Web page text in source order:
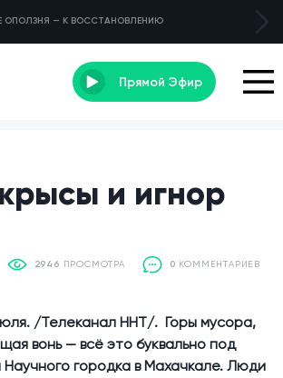
ОПОЛЗНЯ — К ВОССТАНОВЛЕНИЮ
Прямой Эфир
и игнор
2946 ПРОСМОТРА 0 КОММЕНТАРИЕВ
/Телеканал ННТ/. Горы мусора,
вонь — всё это буквально под
городка в Махачкале. Люди